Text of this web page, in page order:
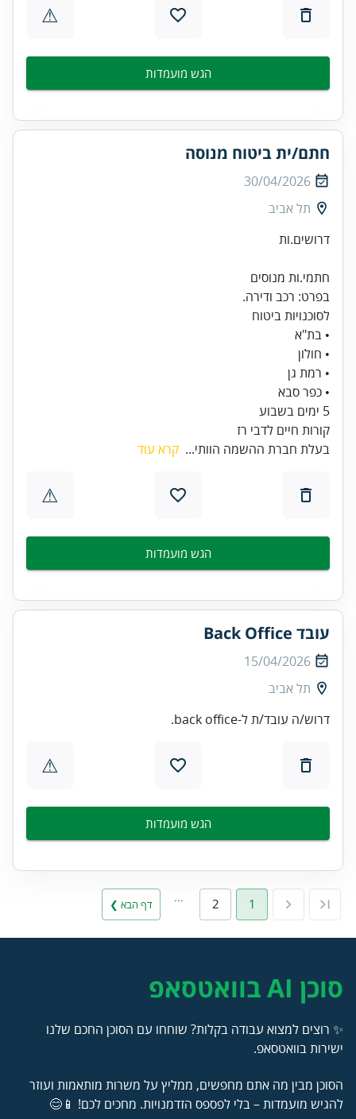
⚠
הגש מועמדות
חתם/ית ביטוח מנוסה
30/04/2026
תל אביב
דרושים.ות
קורות חיים לדבי רז
בעלת חברת ההשמה הוותי... קרא עוד
⚠
הגש מועמדות
עובד Back Office
15/04/2026
תל אביב
דרוש/ה עובד/ת ל-back office.
⚠
הגש מועמדות
1
2 דף הבא ❯
סוכן AI בוואטסאפ
✨ רוצים למצוא עבודה בקלות? שוחחו עם הסוכן החכם שלנו
ישירות בוואטסאפ.
הסוכן מבין מה אתם מחפשים, ממליץ על משרות מותאמות ועוזר
להגיש מועמדות – בלי לפספס הזדמנויות. מחכים לכם! 📱😊